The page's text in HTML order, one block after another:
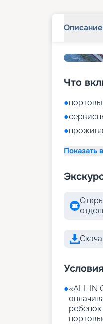
Описание
Что
●
●
●
Показать
●«АLL IN
ребенок